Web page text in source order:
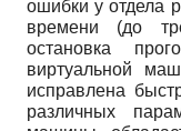
ошибки у отдела
времени (до
остановка
виртуальной
исправлена
различных